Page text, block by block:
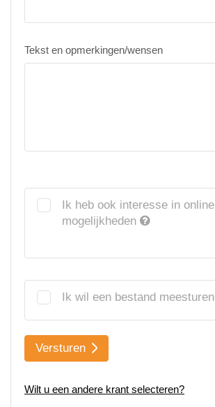
Tekst en opmerkingen/wensen
Ik heb ook interesse in online
mogelijkheden
Ik wil een bestand meesturen
Versturen
Wilt u een andere krant selecteren?